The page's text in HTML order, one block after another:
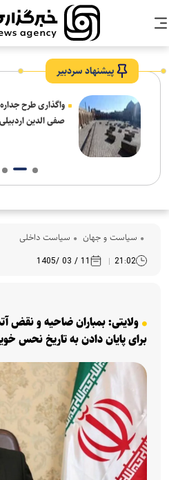
پیشنهاد سردبیر
واگذاری طرح
صفی الدین
سیاست و جهان سیاست داخلی
21:02
11 / 03 /1405
ولایتی: بمباران ضاحیه و
برای پایان دادن به تاریخ نحس